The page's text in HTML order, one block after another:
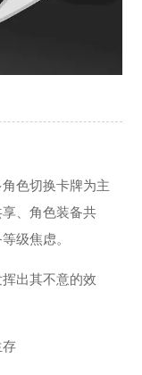
色切换卡牌为主
、角色装备共
级焦虑。
出其不意的效